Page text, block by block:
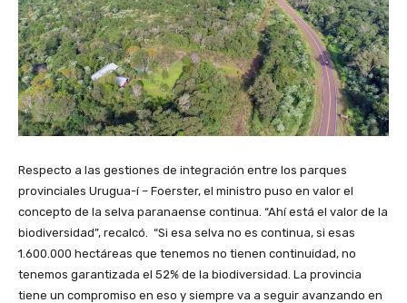
Respecto a las gestiones de integración entre los parques
provinciales Urugua-í – Foerster, el ministro puso en valor el
concepto de la selva paranaense continua. “Ahí está el valor de la
biodiversidad”, recalcó. “Si esa selva no es continua, si esas
1.600.000 hectáreas que tenemos no tienen continuidad, no
tenemos garantizada el 52% de la biodiversidad. La provincia
tiene un compromiso en eso y siempre va a seguir avanzando en